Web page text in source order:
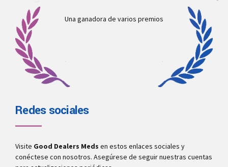
Una ganadora de varios premios
Redes sociales
Visite Good Dealers Meds en estos enlaces sociales y
conéctese con nosotros. Asegúrese de seguir nuestras cuentas